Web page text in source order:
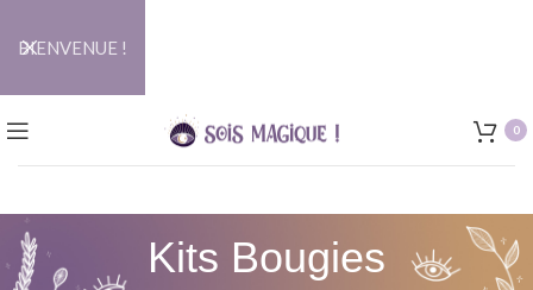
0
Kits Bougies
BIENVENUE !